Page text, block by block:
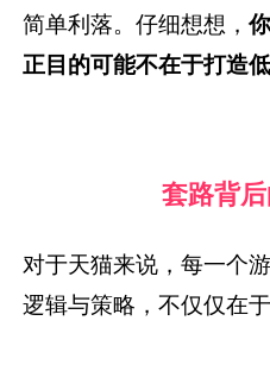
简单利落。仔细想想，
正目的可能不在于打造
套路背
对于天猫来说，每一个
逻辑与策略，不仅仅在于